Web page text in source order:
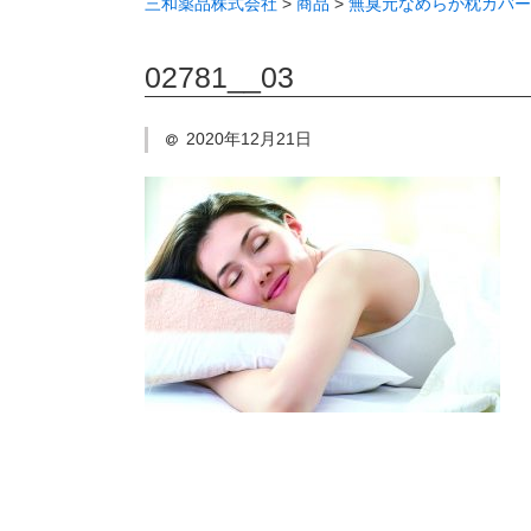
三和薬品株式会社 > 商品 > 無臭元なめらか枕カバ
02781__03
2020年12月21日